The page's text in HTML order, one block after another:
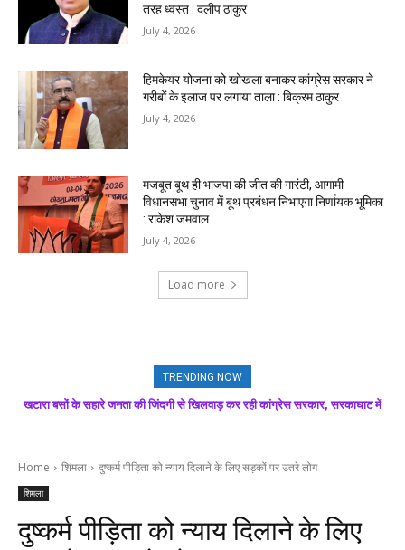
तरह ध्वस्त : दलीप ठाकुर
July 4, 2026
हिमकेयर योजना को खोखला बनाकर कांग्रेस सरकार ने
गरीबों के इलाज पर लगाया ताला : बिक्रम ठाकुर
July 4, 2026
मजबूत बूथ ही भाजपा की जीत की गारंटी, आगामी
विधानसभा चुनाव में बूथ प्रबंधन निभाएगा निर्णायक भूमिका
: राकेश जमवाल
July 4, 2026
Load more